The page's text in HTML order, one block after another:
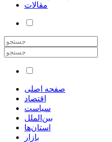
مقالات
صفحه اصلی
اقتصاد
سیاست
بین‌الملل
استان‌ها
بازار